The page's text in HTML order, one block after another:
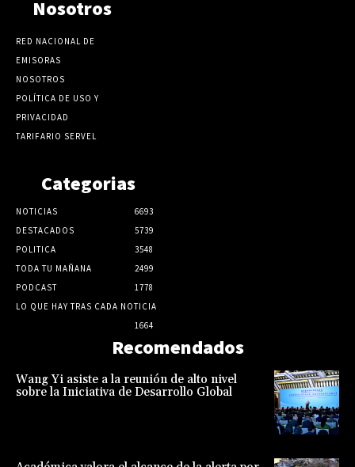
Nosotros
RED NACIONAL DE
EMISORAS
NOSOTROS
POLÍTICA DE USO Y
PRIVACIDAD
TARIFARIO SERVEL
Categorias
NOTICIAS
6693
DESTACADOS
5739
POLITICA
3548
TODA TU MAÑANA
2499
PODCAST
1778
LO QUE HAY TRAS CADA NOTICIA
1664
Recomendados
Wang Yi asiste a la reunión de alto nivel
sobre la Iniciativa de Desarrollo Global